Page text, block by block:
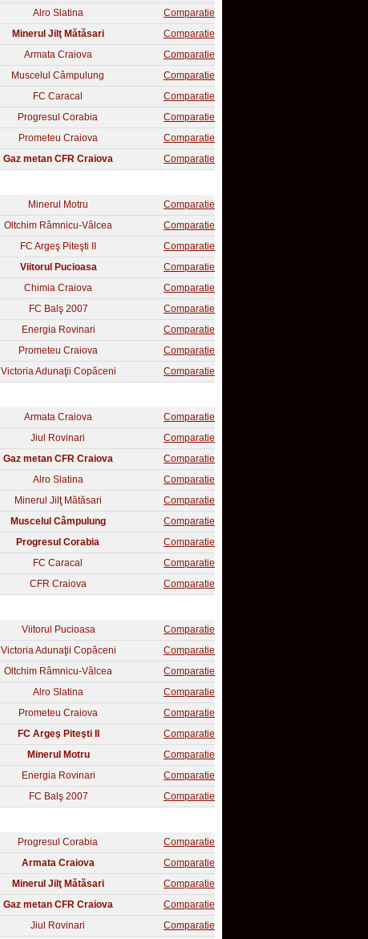
Alro Slatina
Comparatie
Minerul Jilţ Mătăsari
Comparatie
Armata Craiova
Comparatie
Muscelul Câmpulung
Comparatie
FC Caracal
Comparatie
Progresul Corabia
Comparatie
Prometeu Craiova
Comparatie
Gaz metan CFR Craiova Comparatie
Minerul Motru
Comparatie
Oltchim Râmnicu-Vâlcea
Comparatie
FC Argeş Piteşti II
Comparatie
Viitorul Pucioasa
Comparatie
Chimia Craiova
Comparatie
FC Balş 2007
Comparatie
Energia Rovinari
Comparatie
Prometeu Craiova
Comparatie
Victoria Adunaţii Copăceni Comparatie
Armata Craiova
Comparatie
Jiul Rovinari
Comparatie
Gaz metan CFR Craiova
Comparatie
Alro Slatina
Comparatie
Minerul Jilţ Mătăsari
Comparatie
Muscelul Câmpulung
Comparatie
Progresul Corabia
Comparatie
FC Caracal
Comparatie
CFR Craiova Comparatie
Viitorul Pucioasa
Comparatie
Victoria Adunaţii Copăceni
Comparatie
Oltchim Râmnicu-Vâlcea
Comparatie
Alro Slatina
Comparatie
Prometeu Craiova
Comparatie
FC Argeş Piteşti II
Comparatie
Minerul Motru
Comparatie
Energia Rovinari
Comparatie
FC Balş 2007 Comparatie
Progresul Corabia
Comparatie
Armata Craiova
Comparatie
Minerul Jilţ Mătăsari
Comparatie
Gaz metan CFR Craiova
Comparatie
Jiul Rovinari Comparatie